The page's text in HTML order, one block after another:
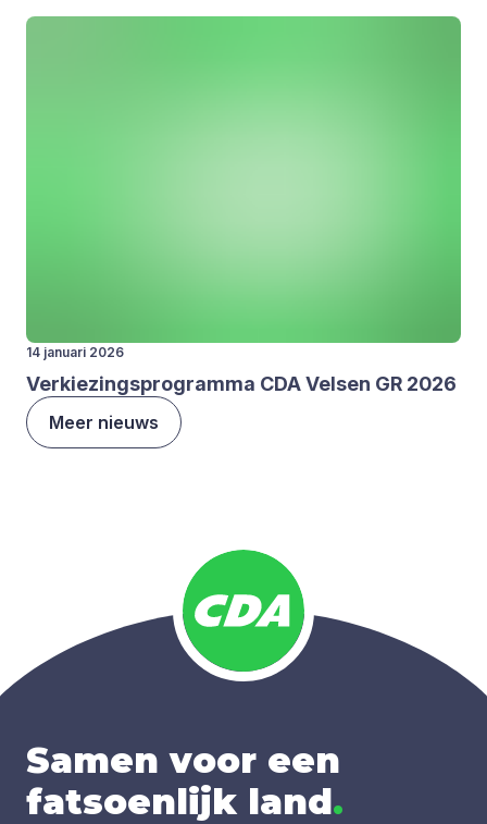
14 januari 2026
Ver­kie­zings­pro­gram­ma CDAVel­sen GR 2026
Meer nieuws
Samen voor een
fatsoenlijk land.